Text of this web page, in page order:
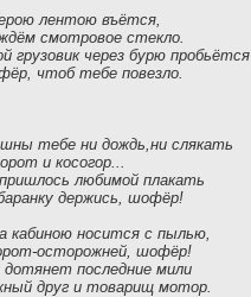
лентою въётся,
смотровое стекло.
грузовик через бурю пробьётся
чтоб тебе повезло.
тебе ни дождь,ни слякать
и косогор...
любимой плакать
держись, шофёр!
кабиною носится с пылью,
осторожней, шофёр!
дотянет последние мили
друг и товарищ мотор.